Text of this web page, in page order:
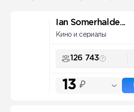
Ian Somerhalde...
Кино и сериалы
126 743
13 ₽